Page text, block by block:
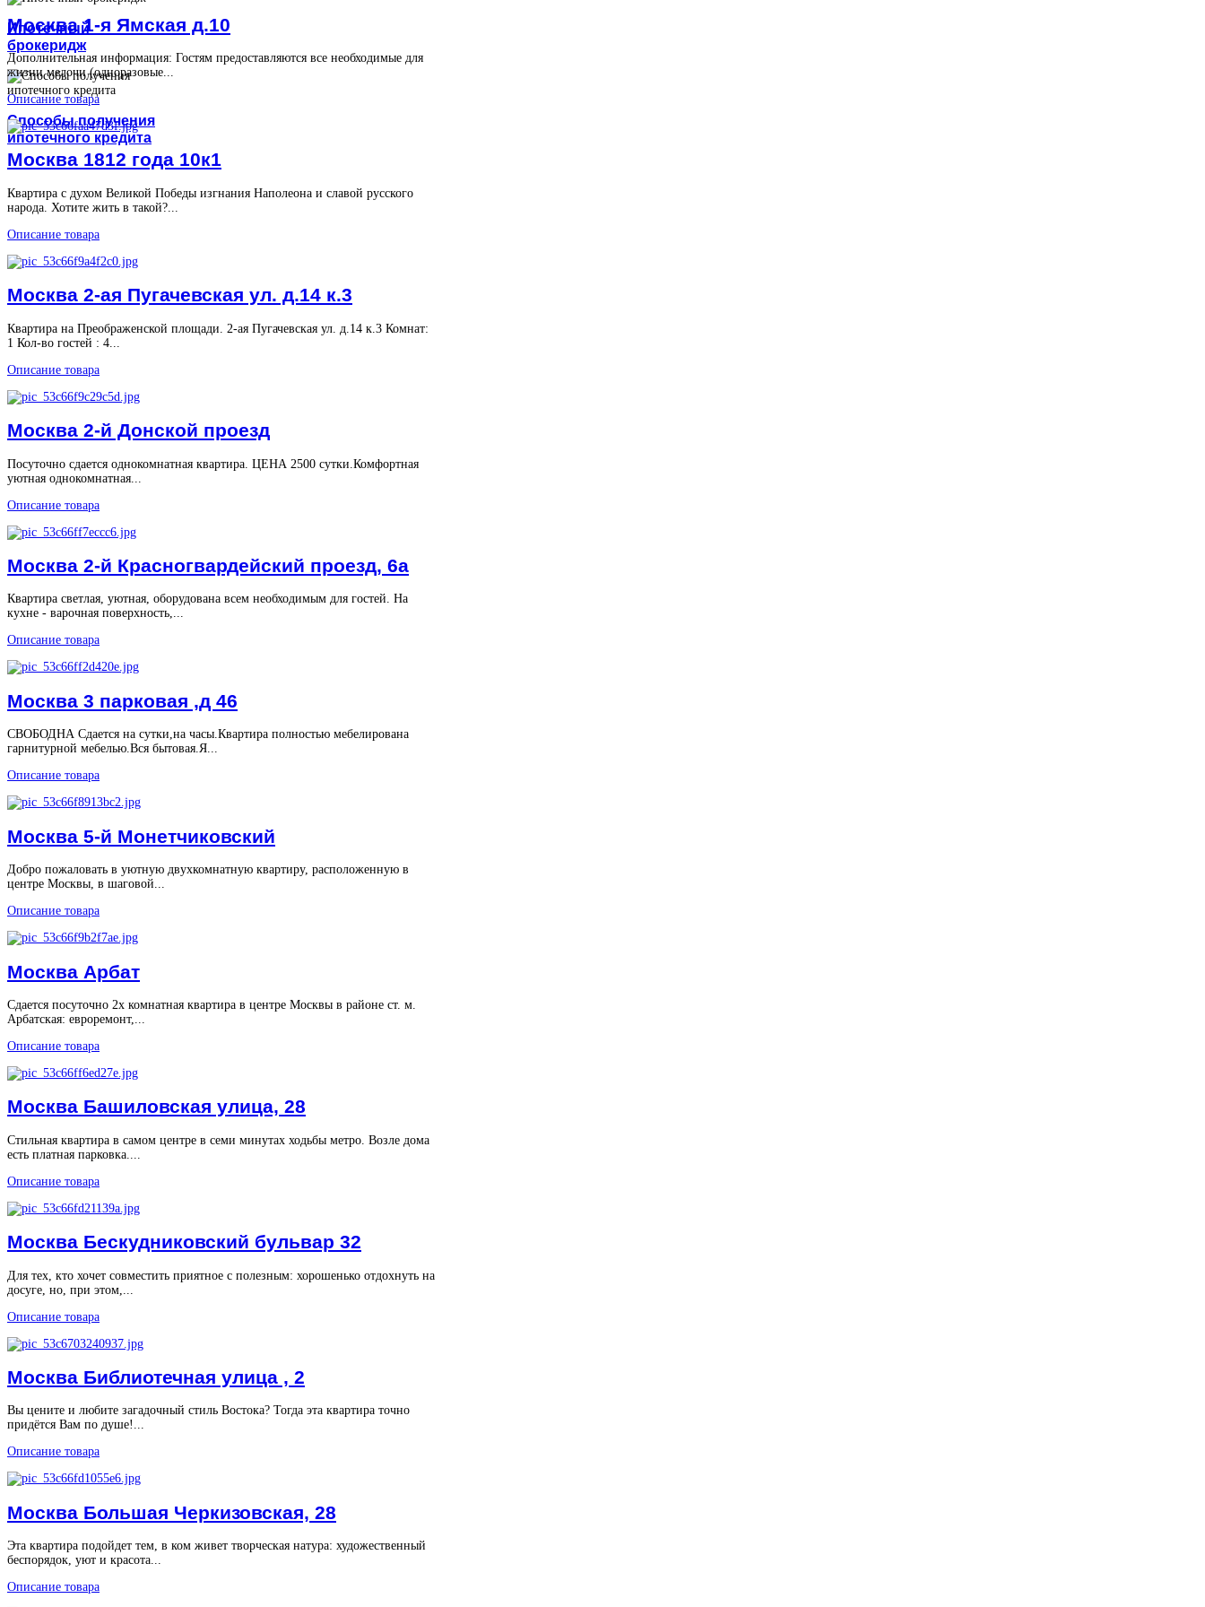
Ипотечный
брокеридж
Способы получения
ипотечного кредита
Москва 1-я Ямская д.10
Дополнительная информация: Гостям предоставляются все необходимые для
жизни мелочи (одноразовые...
Описание товара
Москва 1812 года 10к1
Квартира с духом Великой Победы изгнания Наполеона и славой русского
народа. Хотите жить в такой?...
Описание товара
Москва 2-ая Пугачевская ул. д.14 к.3
Квартира на Преображенской площади. 2-ая Пугачевская ул. д.14 к.3 Комнат:
1 Кол-во гостей : 4...
Описание товара
Москва 2-й Донской проезд
Посуточно сдается однокомнатная квартира. ЦЕНА 2500 сутки.Комфортная
уютная однокомнатная...
Описание товара
Москва 2-й Красногвардейский проезд, 6а
Квартира светлая, уютная, оборудована всем необходимым для гостей. На
кухне - варочная поверхность,...
Описание товара
Москва 3 парковая ,д 46
СВОБОДНА Сдается на сутки,на часы.Квартира полностью мебелирована
гарнитурной мебелью.Вся бытовая.Я...
Описание товара
Москва 5-й Монетчиковский
Добро пожаловать в уютную двухкомнатную квартиру, расположенную в
центре Москвы, в шаговой...
Описание товара
Москва Арбат
Сдается посуточно 2х комнатная квартира в центре Москвы в районе ст. м.
Арбатская: евроремонт,...
Описание товара
Москва Башиловская улица, 28
Стильная квартира в самом центре в семи минутах ходьбы метро. Возле дома
есть платная парковка....
Описание товара
Москва Бескудниковский бульвар 32
Для тех, кто хочет совместить приятное с полезным: хорошенько отдохнуть на
досуге, но, при этом,...
Описание товара
Москва Библиотечная улица , 2
Вы цените и любите загадочный стиль Востока? Тогда эта квартира точно
придётся Вам по душе!...
Описание товара
Москва Большая Черкизовская, 28
Эта квартира подойдет тем, в ком живет творческая натура: художественный
беспорядок, уют и красота...
Описание товара